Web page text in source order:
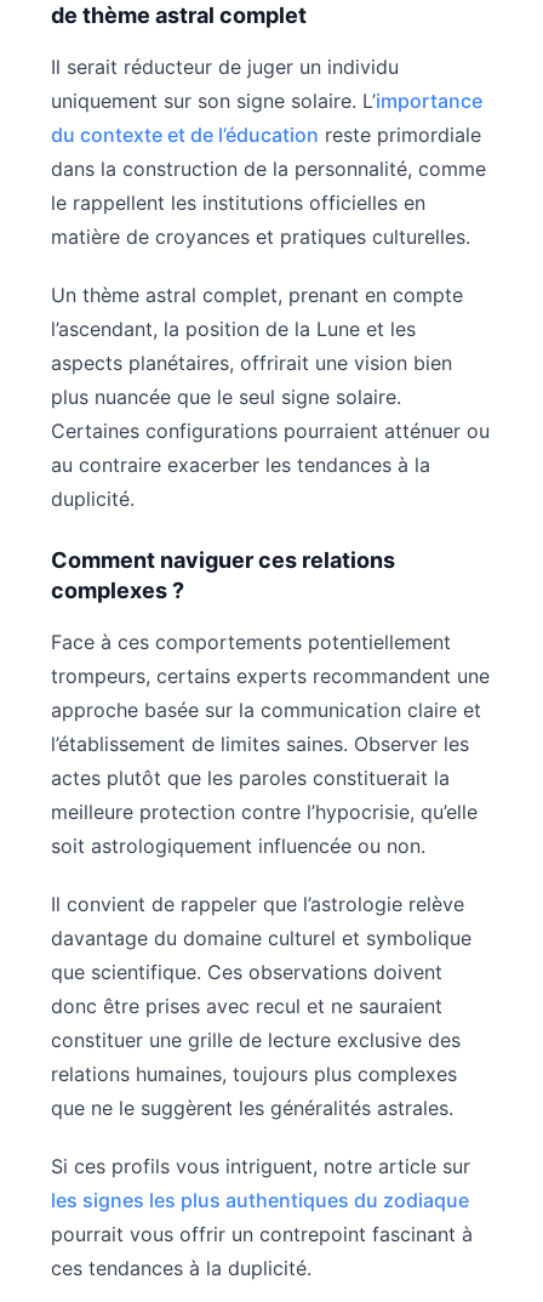
de thème astral complet
Il serait réducteur de juger un individu
uniquement sur son signe solaire. L’importance
du contexte et de l’éducation reste primordiale
dans la construction de la personnalité, comme
le rappellent les institutions officielles en
matière de croyances et pratiques culturelles.
Un thème astral complet, prenant en compte
l’ascendant, la position de la Lune et les
aspects planétaires, offrirait une vision bien
plus nuancée que le seul signe solaire.
Certaines configurations pourraient atténuer ou
au contraire exacerber les tendances à la
duplicité.
Comment naviguer ces relations
complexes ?
Face à ces comportements potentiellement
trompeurs, certains experts recommandent une
approche basée sur la communication claire et
l’établissement de limites saines. Observer les
actes plutôt que les paroles constituerait la
meilleure protection contre l’hypocrisie, qu’elle
soit astrologiquement influencée ou non.
Il convient de rappeler que l’astrologie relève
davantage du domaine culturel et symbolique
que scientifique. Ces observations doivent
donc être prises avec recul et ne sauraient
constituer une grille de lecture exclusive des
relations humaines, toujours plus complexes
que ne le suggèrent les généralités astrales.
Si ces profils vous intriguent, notre article sur
les signes les plus authentiques du zodiaque
pourrait vous offrir un contrepoint fascinant à
ces tendances à la duplicité.